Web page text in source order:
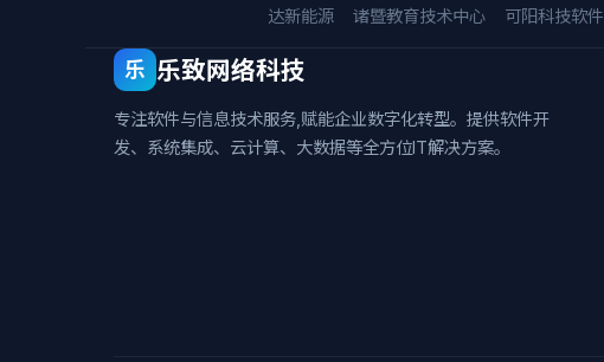
达新能源
诸暨教育技术中心 可阳科技软件
乐 乐致网络科技
专注软件与信息技术服务,赋能企业数字化转型。提供软件开
发、系统集成、云计算、大数据等全方位IT解决方案。